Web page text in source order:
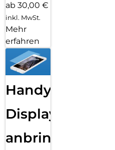
ab 30,00 €
inkl. MwSt.
Mehr
erfahren
Handy
Displayfolie
anbringen